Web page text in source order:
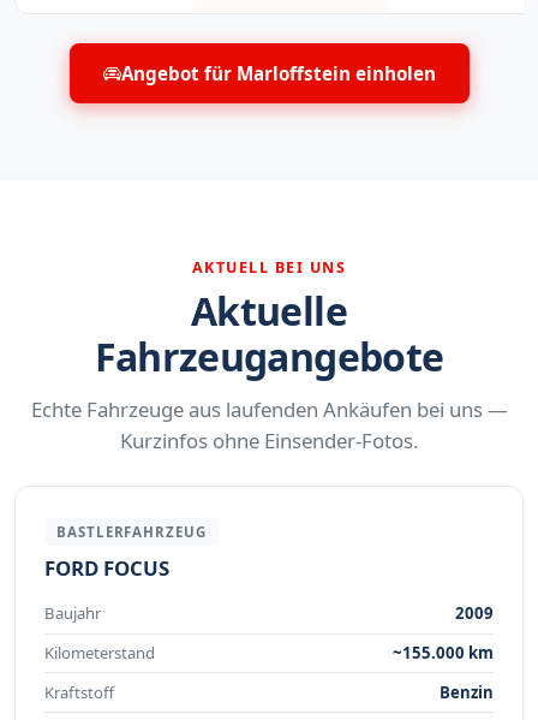
Angebot für Marloffstein einholen
AKTUELL BEI UNS
Aktuelle
Fahrzeugangebote
Echte Fahrzeuge aus laufenden Ankäufen bei uns —
Kurzinfos ohne Einsender-Fotos.
BASTLERFAHRZEUG
FORD FOCUS
Baujahr
2009
Kilometerstand
~155.000 km
Kraftstoff
Benzin